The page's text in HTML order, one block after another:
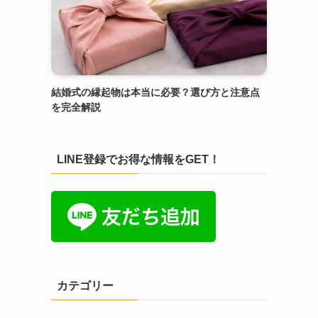
結婚式の縁起物は本当に必要？選び方と注意点
を完全解説
LINE登録でお得な情報をGET！
カテゴリー